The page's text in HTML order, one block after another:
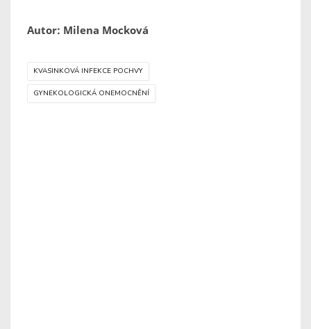
Autor: Milena Mocková
KVASINKOVÁ INFEKCE POCHVY
GYNEKOLOGICKÁ ONEMOCNĚNÍ